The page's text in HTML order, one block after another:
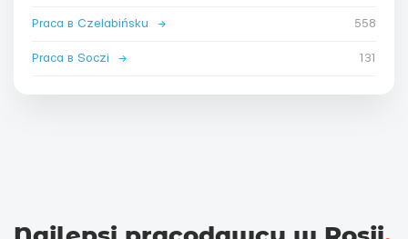
Praca в Czelabińsku → 558
Praca в Soczi → 131